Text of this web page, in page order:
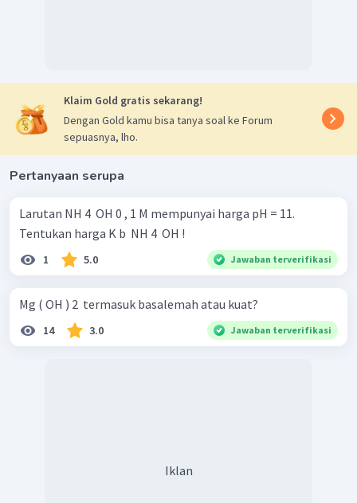
Klaim Gold gratis sekarang!
Dengan Gold kamu bisa tanya soal ke Forum
sepuasnya, lho.
Pertanyaan serupa
Larutan NH 4 ​ OH 0 , 1 M mempunyai harga pH = 11.
Tentukan harga K b ​ NH 4 ​ OH !
1 5.0 Jawaban terverifikasi
Mg ( OH ) 2 ​ termasuk basalemah atau kuat?
14 3.0 Jawaban terverifikasi
Iklan